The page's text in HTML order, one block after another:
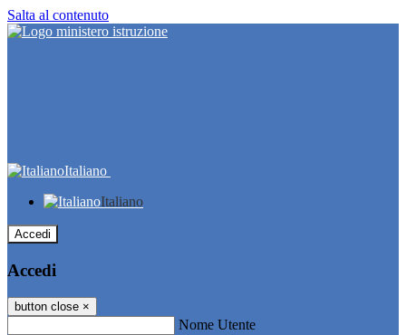
Salta al contenuto
Italiano
Italiano
Accedi
Accedi
button close ×
Nome Utente